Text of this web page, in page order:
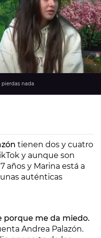
pierdas nada
tienen dos y cuatro
y aunque son
años y Marina está a
auténticas
porque me da miedo.
Andrea Palazón.